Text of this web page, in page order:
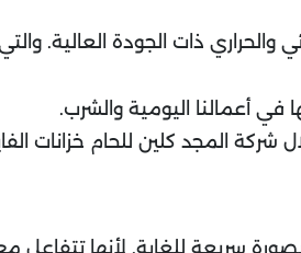
والحراري ذات الجودة العالية.
في أعمالنا اليومية والشرب.
المجد كلين للحام خزانات
بصورة سريعة للغاية. لأنها